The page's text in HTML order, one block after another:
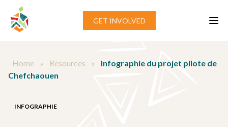
Aller au contenu
GET INVOLVED
Home » Resources »
Infographie du projet pilote de
Chefchaouen
INFOGRAPHIE